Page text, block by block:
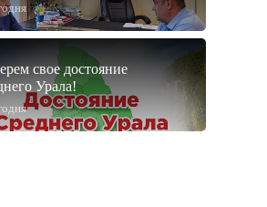
свое достояние
Урала!